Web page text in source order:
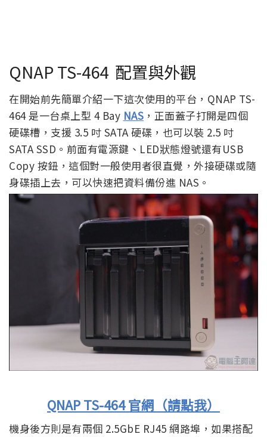
QNAP TS-464 配置與外觀
在開始前先簡單介紹一下這次使用的平台，QNAP TS-
464 是一台桌上型 4 Bay NAS ，正面蓋子打開是四個
硬碟槽，支援 3.5 吋 SATA 硬碟，也可以裝 2.5 吋
SATA SSD。前面有電源鍵、LED狀態燈號還有USB
Copy 按鈕，這個對一般使用者很直覺，外接硬碟或隨
身碟插上去，可以快速把資料備份進 NAS。
QNAP TS-464 官網（請點我）
機身後方則是有兩個 2.5GbE RJ45 網路埠，如果搭配